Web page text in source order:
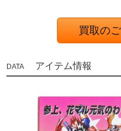
買取の
アイテム情報